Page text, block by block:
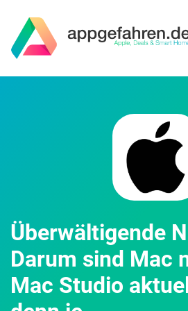
Überwältigende
Darum sind Mac
Mac Studio